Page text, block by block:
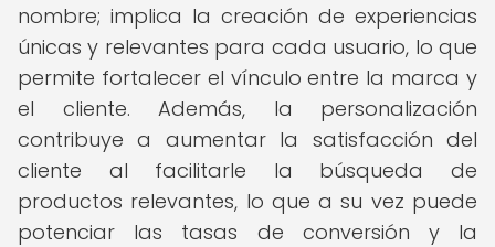
nombre; implica la creación de experiencias
únicas y relevantes para cada usuario, lo que
permite fortalecer el vínculo entre la marca y
el cliente. Además, la personalización
contribuye a aumentar la satisfacción del
cliente al facilitarle la búsqueda de
productos relevantes, lo que a su vez puede
potenciar las tasas de conversión y la